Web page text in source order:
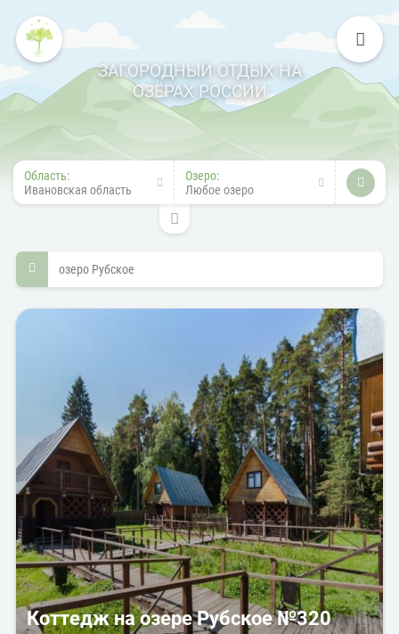
ЗАГОРОДНЫЙ ОТДЫХ НА
ОЗЁРАХ РОССИИ
Область:
Ивановская область
Озеро:
Любое озеро
озеро Рубское
Коттедж на озере Рубское №320